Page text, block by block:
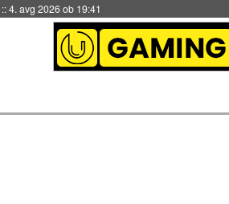
2026 ob 19:41